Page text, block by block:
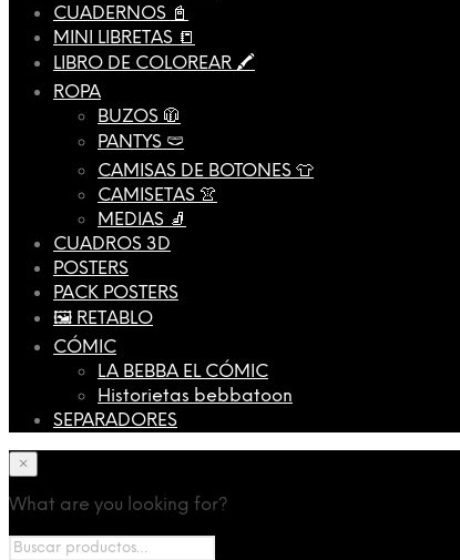
CUADERNOS 📓
MINI LIBRETAS 📒
LIBRO DE COLOREAR 🖍️
ROPA
BUZOS 🧥
PANTYS 🩲
CAMISAS DE BOTONES 👕
CAMISETAS 👚
MEDIAS 🧦
CUADROS 3D
POSTERS
PACK POSTERS
🖼️ RETABLO
CÓMIC
LA BEBBA EL CÓMIC
Historietas bebbatoon
SEPARADORES
×
What are you looking for?